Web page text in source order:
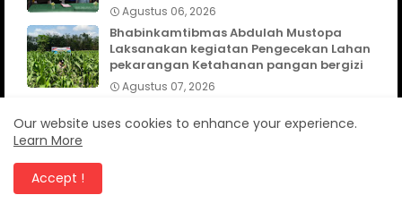
Agustus 06, 2026
Bhabinkamtibmas Abdulah Mustopa
Laksanakan kegiatan Pengecekan Lahan
pekarangan Ketahanan pangan bergizi
Agustus 07, 2026
TELUSURI
Our website uses cookies to enhance your experience.
Learn More
Accept !